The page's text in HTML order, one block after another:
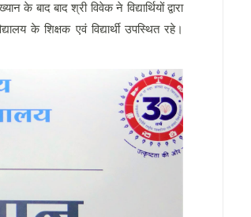
बाद श्री विवेक ने विद्यार्थियों द्वारा
के शिक्षक एवं विद्यार्थी उपस्थित रहे।